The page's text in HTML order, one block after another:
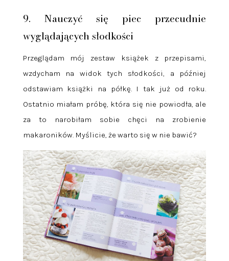
9. Nauczyć się piec przecudnie
wyglądających słodkości
Przeglądam mój zestaw książek z przepisami,
wzdycham na widok tych słodkości, a później
odstawiam książki na półkę. I tak już od roku.
Ostatnio miałam próbę, która się nie powiodła, ale
za to narobiłam sobie chęci na zrobienie
makaroników. Myślicie, że warto się w nie bawić?